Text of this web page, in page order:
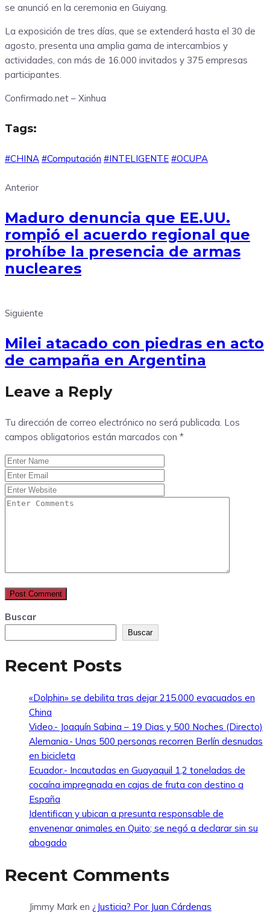
se anunció en la ceremonia en Guiyang.
La exposición de tres días, que se extenderá hasta el 30 de
agosto, presenta una amplia gama de intercambios y
actividades, con más de 16.000 invitados y 375 empresas
participantes.
Confirmado.net – Xinhua
Tags:
#CHINA #Computación #INTELIGENTE #OCUPA
Anterior
Maduro denuncia que EE.UU.
rompió el acuerdo regional que
prohíbe la presencia de armas
nucleares
Siguiente
Milei atacado con piedras en acto
de campaña en Argentina
Leave a Reply
Tu dirección de correo electrónico no será publicada. Los
campos obligatorios están marcados con *
Buscar
Buscar
Recent Posts
«Dolphin» se debilita tras dejar 215.000 evacuados en
China
Video.- Joaquín Sabina – 19 Dias y 500 Noches (Directo)
Alemania.- Unas 500 personas recorren Berlín desnudas
en bicicleta
Ecuador.- Incautadas en Guayaquil 1,2 toneladas de
cocaína impregnada en cajas de fruta con destino a
España
Identifican y ubican a presunta responsable de
envenenar animales en Quito; se negó a declarar sin su
abogado
Recent Comments
Jimmy Mark en ¿Justicia? Por Juan Cárdenas